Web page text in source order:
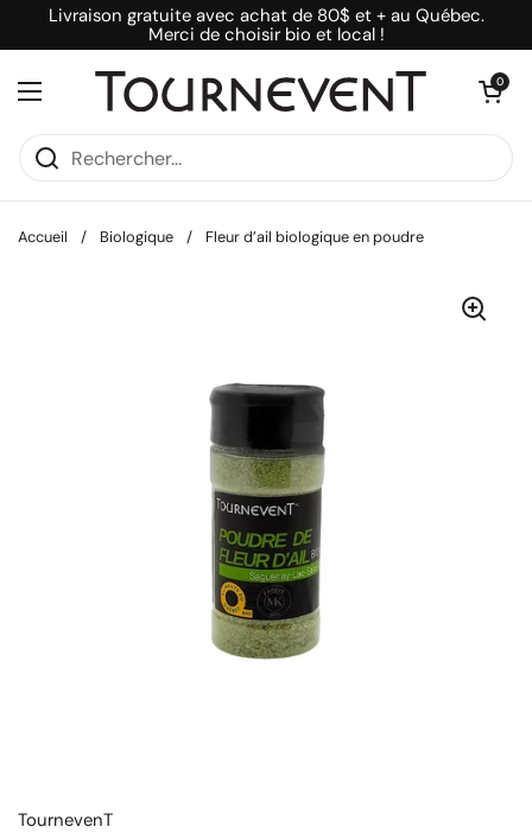
Passer au contenu
Livraison gratuite avec achat de 80$ et + au Québec.
Merci de choisir bio et local !
Ouvrir le menu
Ouvrir le
0
Accueil / Biologique / Fleur d’ail biologique en poudre
TournevenT